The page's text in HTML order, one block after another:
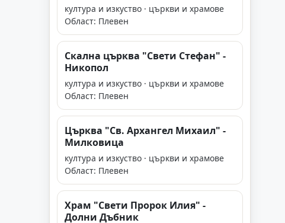
култура и изкуство · църкви и храмове
Област: Плевен
Скална църква "Свети Стефан" -
Никопол
култура и изкуство · църкви и храмове
Област: Плевен
Църква "Св. Архангел Михаил" -
Милковица
култура и изкуство · църкви и храмове
Област: Плевен
Храм "Свети Пророк Илия" -
Долни Дъбник